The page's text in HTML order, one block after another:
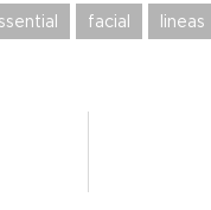
facial lineas